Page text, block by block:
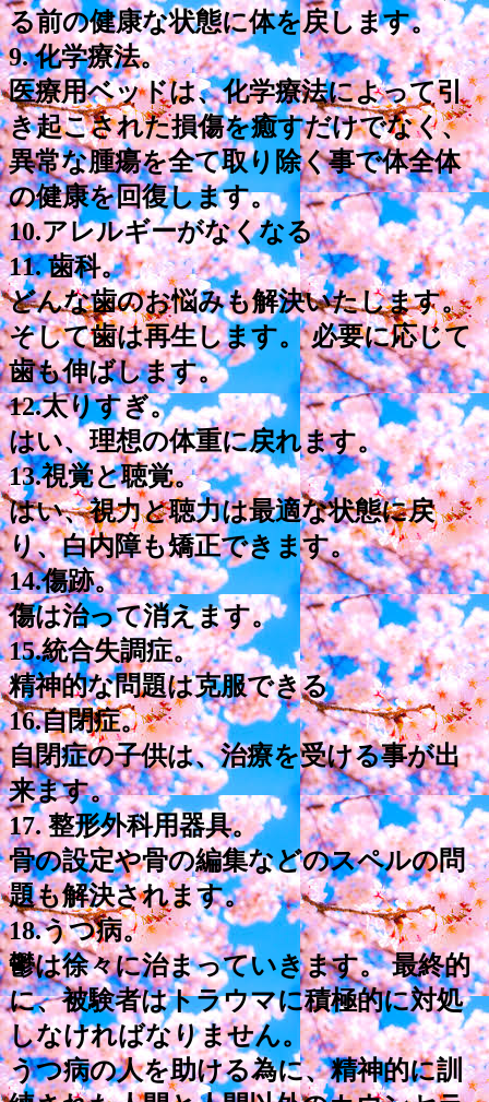
る前の健康な状態に体を戻します。
9. 化学療法。
医療用ベッドは、化学療法によって引
き起こされた損傷を癒すだけでなく、
異常な腫瘍を全て取り除く事で体全体
の健康を回復します。
10.アレルギーがなくなる
11. 歯科。
どんな歯のお悩みも解決いたします。
そして歯は再生します。 必要に応じて
歯も伸ばします。
12.太りすぎ。
はい、理想の体重に戻れます。
13.視覚と聴覚。
はい、視力と聴力は最適な状態に戻
り、白内障も矯正できます。
14.傷跡。
傷は治って消えます。
15.統合失調症。
精神的な問題は克服できる
16.自閉症。
自閉症の子供は、治療を受ける事が出
来ます。
17. 整形外科用器具。
骨の設定や骨の編集などのスペルの問
題も解決されます。
18.うつ病。
鬱は徐々に治まっていきます。 最終的
に、被験者はトラウマに積極的に対処
しなければなりません。
うつ病の人を助ける為に、精神的に訓